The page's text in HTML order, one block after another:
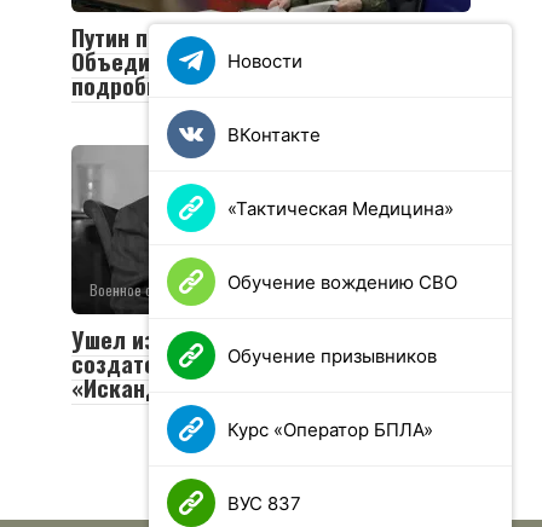
Путин посетил пункт управления
Объединенной группировки войск:
подробности визита
Военное обозрение 0 49 просмотров
Ушел из жизни Валериан Соболев —
создатель легендарных «Тополей» и
«Искандеров»
Новости
ВКонтакте
«Тактическая Медицина»
Обучение вождению СВО
Обучение призывников
Курс «Оператор БПЛА»
ВУС 837